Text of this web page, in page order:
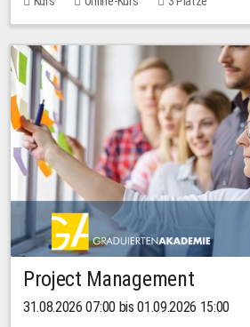
Project Management
31.08.2026 07:00 bis 01.09.2026 15:00